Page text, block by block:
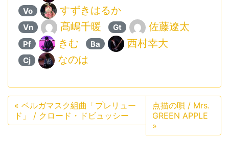
Vo すずきはるか
Vn 髙嶋千暖 Gt 佐藤遼太
Pf きむ Ba 西村幸大
Cj なのは
« ベルガマスク組曲「プレリュー
ド」 / クロード・ドビュッシー
点描の唄 / Mrs.
GREEN APPLE
»